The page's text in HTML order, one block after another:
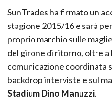
SunTrades ha firmato un
stagione 2015/16 e sarà
proprio marchio sulle
del girone di ritorno, oltre a
comunicazione coordinata
backdrop interviste e sul
Stadium Dino Manuzzi.